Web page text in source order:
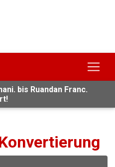
bis Ruandan Franc.